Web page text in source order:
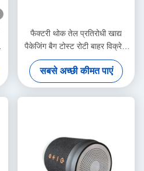
फैक्टरी थोक तेल प्रतिरोधी खाद्य
पैकेजिंग बैग टोस्ट रोटी बाहर विक्रेता
नीचे क्राफ्ट पेपर बैग
सबसे अच्छी कीमत पाएं